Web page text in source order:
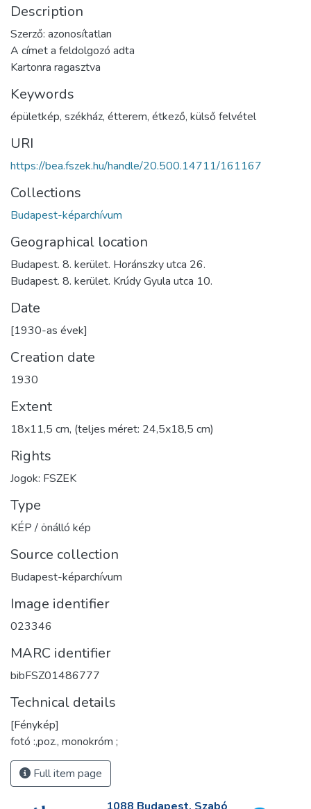
Description
Szerző: azonosítatlan
A címet a feldolgozó adta
Kartonra ragasztva
Keywords
épületkép, székház, étterem, étkező, külső felvétel
URI
https://bea.fszek.hu/handle/20.500.14711/161167
Collections
Budapest-képarchívum
Geographical location
Budapest. 8. kerület. Horánszky utca 26.
Budapest. 8. kerület. Krúdy Gyula utca 10.
Date
[1930-as évek]
Creation date
1930
Extent
18x11,5 cm, (teljes méret: 24,5x18,5 cm)
Rights
Jogok: FSZEK
Type
KÉP / önálló kép
Source collection
Budapest-képarchívum
Image identifier
023346
MARC identifier
bibFSZ01486777
Technical details
[Fénykép]
fotó :,poz., monokróm ;
Full item page